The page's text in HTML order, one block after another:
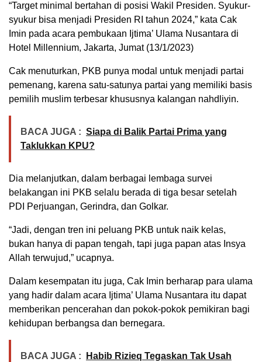
“Target minimal bertahan di posisi Wakil Presiden. Syukur-
syukur bisa menjadi Presiden RI tahun 2024,” kata Cak
Imin pada acara pembukaan Ijtima’ Ulama Nusantara di
Hotel Millennium, Jakarta, Jumat (13/1/2023)
Cak menuturkan, PKB punya modal untuk menjadi partai
pemenang, karena satu-satunya partai yang memiliki basis
pemilih muslim terbesar khususnya kalangan nahdliyin.
BACA JUGA : Siapa di Balik Partai Prima yang
Taklukkan KPU?
Dia melanjutkan, dalam berbagai lembaga survei
belakangan ini PKB selalu berada di tiga besar setelah
PDI Perjuangan, Gerindra, dan Golkar.
“Jadi, dengan tren ini peluang PKB untuk naik kelas,
bukan hanya di papan tengah, tapi juga papan atas Insya
Allah terwujud,” ucapnya.
Dalam kesempatan itu juga, Cak Imin berharap para ulama
yang hadir dalam acara Ijtima’ Ulama Nusantara itu dapat
memberikan pencerahan dan pokok-pokok pemikiran bagi
kehidupan berbangsa dan bernegara.
BACA JUGA :
Habib Rizieq Tegaskan Tak Usah